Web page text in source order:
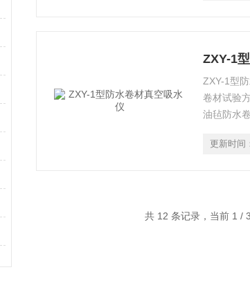
ZXY-1
ZXY-1型
卷材试验
油毡防水
更新时间
共 12 条记录，当前 1 /